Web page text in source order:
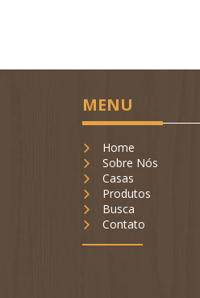
MENU
Home
Sobre Nós
Casas
Produtos
Busca
Contato